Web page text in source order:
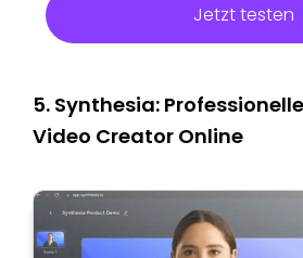
Jetzt testen
5. Synthesia:
Video Creator Online